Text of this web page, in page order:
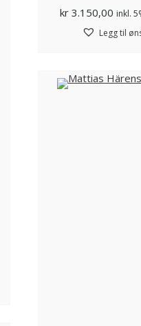
kr3.150,00 inkl.
Legg til